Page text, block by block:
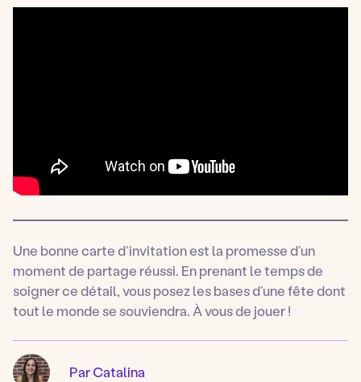
Une bonne carte d’invitation est la promesse d’un
moment de partage réussi. En prenant le temps de
soigner ce détail, vous posez les bases d’une fête dont
tout le monde se souviendra. À vous de jouer !
Par Catalina